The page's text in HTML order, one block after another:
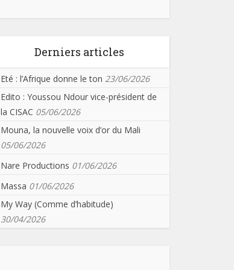
Derniers articles
Eté : l’Afrique donne le ton 23/06/2026
Edito : Youssou Ndour vice-président de
la CISAC 05/06/2026
Mouna, la nouvelle voix d’or du Mali
05/06/2026
Nare Productions 01/06/2026
Massa 01/06/2026
My Way (Comme d’habitude)
30/04/2026